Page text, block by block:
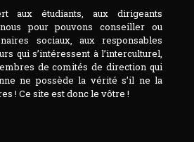
aux étudiants, aux dirigeants
pour pouvons conseiller ou
sociaux, aux responsables
qui s’intéressent à l’interculturel,
de comités de direction qui
ne possède la vérité s’il ne la
! Ce site est donc le vôtre !